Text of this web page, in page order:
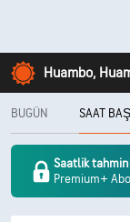
Huambo,
BUGÜN SAAT
Saatlik
Premium+